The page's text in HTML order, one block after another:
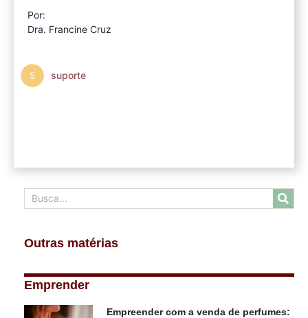
Por:
Dra. Francine Cruz
suporte
Outras matérias
Emprender
Empreender com a venda de perfumes: